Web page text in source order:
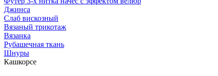
Джинса
Слаб вискозный
Вязаный трикотаж
Вязанка
Рубашечная ткань
Шнуры
Кашкорсе